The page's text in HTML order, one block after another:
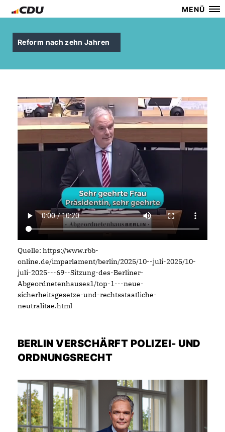
MENÜ
Reform nach zehn Jahren
Quelle: https://www.rbb-
online.de/imparlament/berlin/2025/10--juli-2025/10-
juli-2025---69--Sitzung-des-Berliner-
Abgeordnetenhauses1/top-1---neue-
sicherheitsgesetze-und-rechtsstaatliche-
neutralitae.html
BERLIN VERSCHÄRFT POLIZEI- UND
ORDNUNGSRECHT